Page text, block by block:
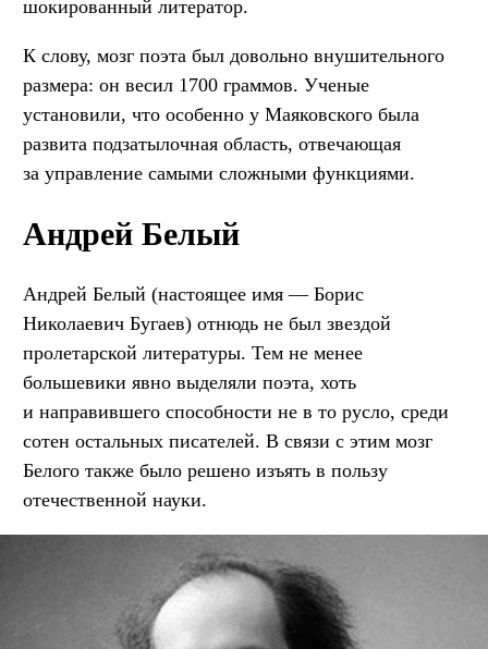
шокированный литератор.
К слову, мозг поэта был довольно внушительного
размера: он весил 1700 граммов. Ученые
установили, что особенно у Маяковского была
развита подзатылочная область, отвечающая
за управление самыми сложными функциями.
Андрей Белый
Андрей Белый (настоящее имя — Борис
Николаевич Бугаев) отнюдь не был звездой
пролетарской литературы. Тем не менее
большевики явно выделяли поэта, хоть
и направившего способности не в то русло, среди
сотен остальных писателей. В связи с этим мозг
Белого также было решено изъять в пользу
отечественной науки.